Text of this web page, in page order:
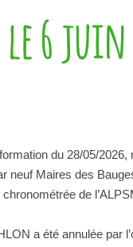
le 6 juin
du 28/05/
neuf Maires des
de
a été annulée par